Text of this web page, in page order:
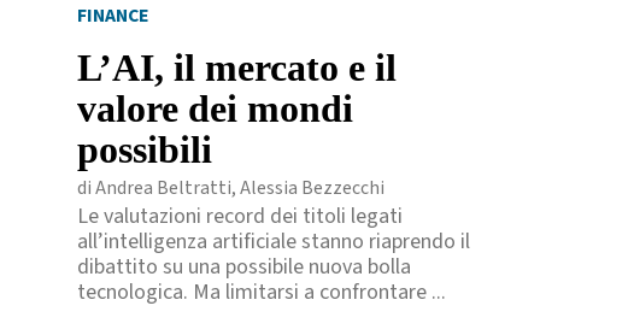
FINANCE
L’AI, il mercato e il
valore dei mondi
possibili
di Andrea Beltratti, Alessia Bezzecchi
Le valutazioni record dei titoli legati
all’intelligenza artificiale stanno riaprendo il
dibattito su una possibile nuova bolla
tecnologica. Ma limitarsi a confrontare ...